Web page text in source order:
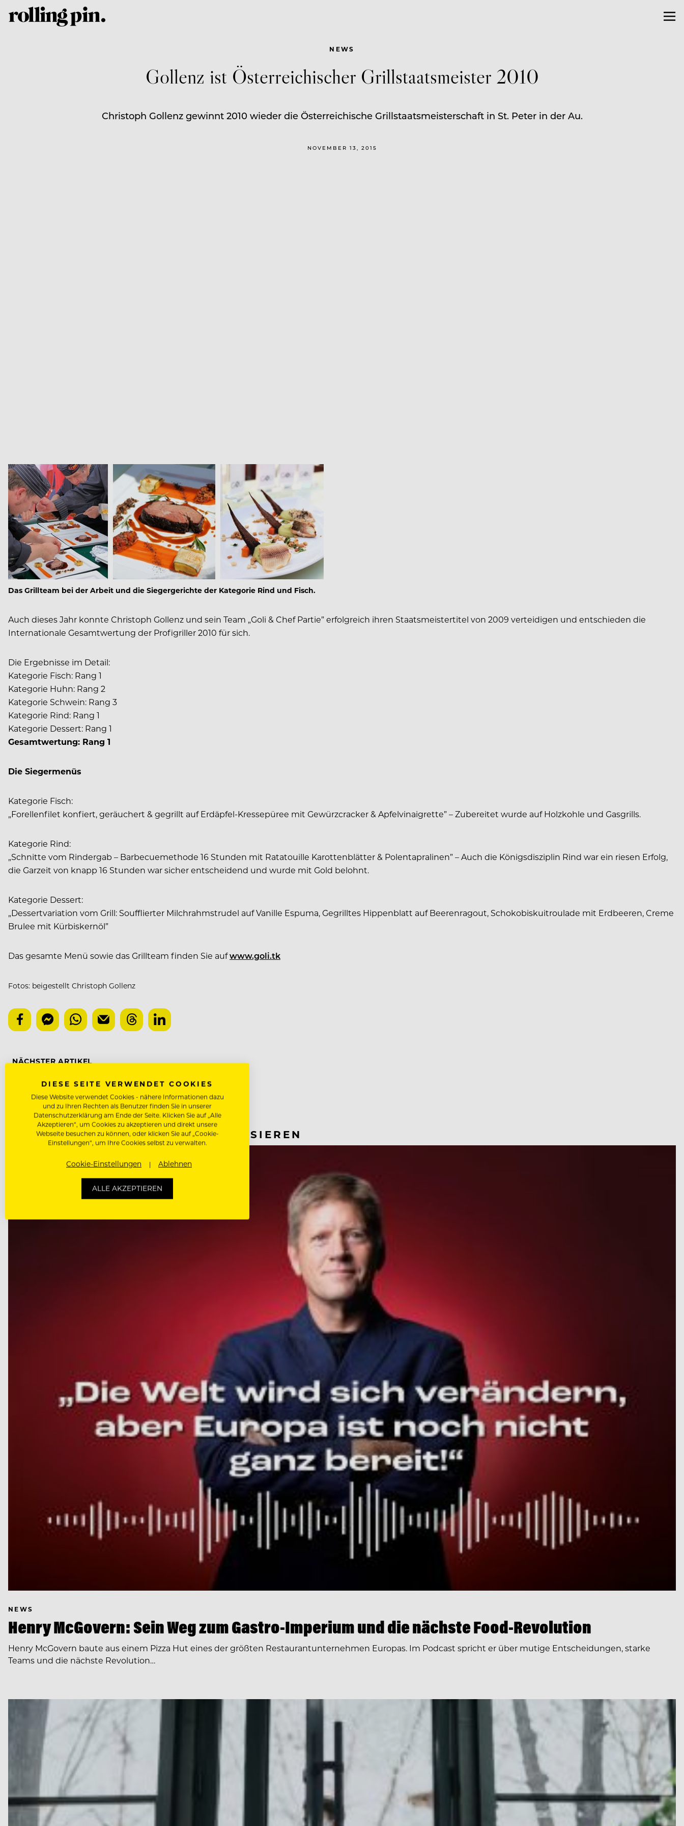
NEWS
Gollenz ist Österreichischer Grillstaatsmeister 2010
Christoph Gollenz gewinnt 2010 wieder die Österreichische Grillstaatsmeisterschaft in St. Peter in der Au.
NOVEMBER 13, 2015
Das Grillteam bei der Arbeit und die Siegergerichte der Kategorie Rind und Fisch.
Auch dieses Jahr konnte Christoph Gollenz und sein Team „Goli & Chef Partie” erfolgreich ihren Staatsmeistertitel von 2009 verteidigen und entschieden die
Internationale Gesamtwertung der Profigriller 2010 für sich.
Die Ergebnisse im Detail:
Kategorie Fisch: Rang 1
Kategorie Huhn: Rang 2
Kategorie Schwein: Rang 3
Kategorie Rind: Rang 1
Kategorie Dessert: Rang 1
Gesamtwertung: Rang 1
Die Siegermenüs
Kategorie Fisch:
„Forellenfilet konfiert, geräuchert & gegrillt auf Erdäpfel-Kressepüree mit Gewürzcracker & Apfelvinaigrette” – Zubereitet wurde auf Holzkohle und Gasgrills.
Kategorie Rind:
„Schnitte vom Rindergab – Barbecuemethode 16 Stunden mit Ratatouille Karottenblätter & Polentapralinen” – Auch die Königsdisziplin Rind war ein riesen Erfolg,
die Garzeit von knapp 16 Stunden war sicher entscheidend und wurde mit Gold belohnt.
Kategorie Dessert:
„Dessertvariation vom Grill: Soufflierter Milchrahmstrudel auf Vanille Espuma, Gegrilltes Hippenblatt auf Beerenragout, Schokobiskuitroulade mit Erdbeeren, Creme
Brulee mit Kürbiskernöl”
Das gesamte Menü sowie das Grillteam finden Sie aufwww.goli.tk
Fotos: beigestellt Christoph Gollenz
NÄCHSTER ARTIKEL
VORHERIGER ARTIKEL
DAS KÖNNTE DICH AUCH INTERESSIEREN
NEWS
Henry McGovern: Sein Weg zum Gastro-Imperium und die nächste Food-Revolution
Henry McGovern baute aus einem Pizza Hut eines der größten Restaurantunternehmen Europas. Im Podcast spricht er über mutige Entscheidungen, starke
Teams und die nächste Revolution…
DIESE SEITE VERWENDET COOKIES
Diese Website verwendet Cookies - nähere Informationen dazu
und zu Ihren Rechten als Benutzer finden Sie in unserer
Datenschutzerklärung am Ende der Seite. Klicken Sie auf „Alle
Akzeptieren“, um Cookies zu akzeptieren und direkt unsere
Webseite besuchen zu können, oder klicken Sie auf „Cookie-
Einstellungen“, um Ihre Cookies selbst zu verwalten.
Cookie-Einstellungen Ablehnen
ALLE AKZEPTIEREN